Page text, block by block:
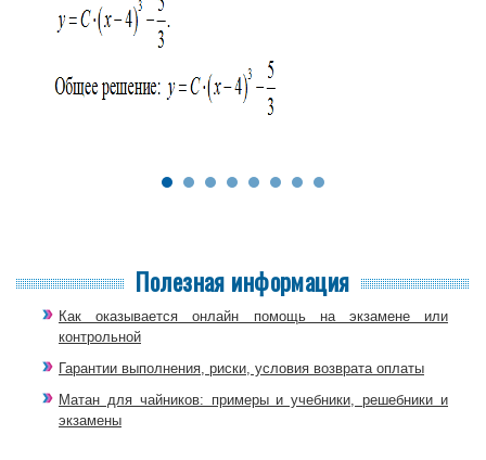
Полезная информация
Как оказывается онлайн помощь на экзамене или
контрольной
Гарантии выполнения, риски, условия возврата оплаты
Матан для чайников: примеры и учебники, решебники и
экзамены